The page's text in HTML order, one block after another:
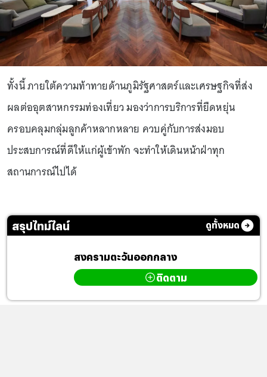
ทั้งนี้ ภายใต้ความท้าทายด้านภูมิรัฐศาสตร์และเศรษฐกิจที่ส่ง
ผลต่ออุตสาหกรรมท่องเที่ยว มองว่าการบริการที่ยืดหยุ่น
ครอบคลุมกลุ่มลูกค้าหลากหลาย ควบคู่กับการส่งมอบ
ประสบการณ์ที่ดีให้แก่ผู้เข้าพัก จะทำให้เดินหน้าฝ่าทุก
สถานการณ์ไปได้
สรุปไทม์ไลน์ ดูทั้งหมด
สงครามตะวันออกกลาง
ติดตาม